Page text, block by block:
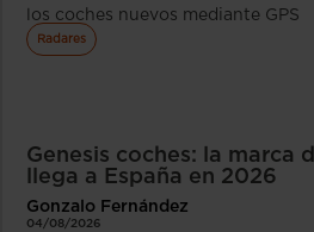
los coches nuevos mediante GPS
Radares
Genesis coches: la marca
llega a España en 2026
Gonzalo Fernández
04/08/2026